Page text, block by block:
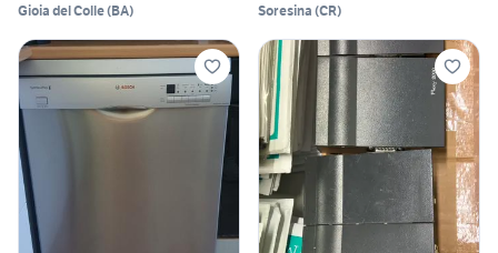
Gioia del Colle(BA) Soresina (CR)